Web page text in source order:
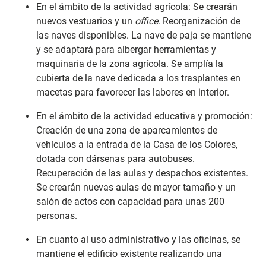
En el ámbito de la actividad agrícola: Se crearán
nuevos vestuarios y un office. Reorganización de
las naves disponibles. La nave de paja se mantiene
y se adaptará para albergar herramientas y
maquinaria de la zona agrícola. Se amplía la
cubierta de la nave dedicada a los trasplantes en
macetas para favorecer las labores en interior.
En el ámbito de la actividad educativa y promoción:
Creación de una zona de aparcamientos de
vehículos a la entrada de la Casa de los Colores,
dotada con dársenas para autobuses.
Recuperación de las aulas y despachos existentes.
Se crearán nuevas aulas de mayor tamaño y un
salón de actos con capacidad para unas 200
personas.
En cuanto al uso administrativo y las oficinas, se
mantiene el edificio existente realizando una